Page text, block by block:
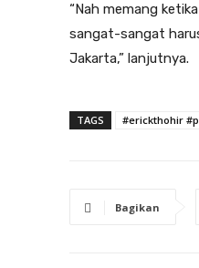
“Nah memang
sangat-sangat
Jakarta,” lanjutnya.
TAGS #erickthohir
Bagikan